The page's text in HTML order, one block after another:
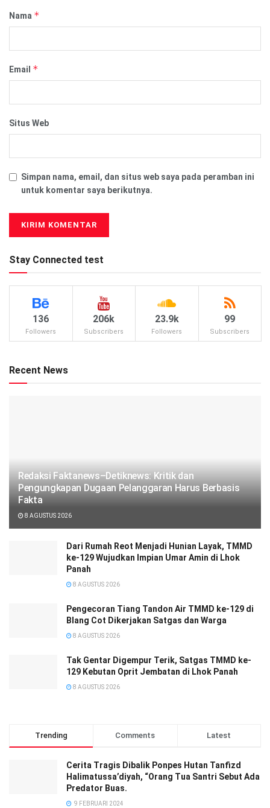
Nama *
Email *
Situs Web
Simpan nama, email, dan situs web saya pada peramban ini
untuk komentar saya berikutnya.
Stay Connected test
136
Followers
206k
Subscribers
23.9k
Followers
99
Subscribers
Recent News
Redaksi Faktanews–Detiknews: Kritik dan
Pengungkapan Dugaan Pelanggaran Harus Berbasis
Fakta
8 AGUSTUS 2026
Dari Rumah Reot Menjadi Hunian Layak, TMMD
ke-129 Wujudkan Impian Umar Amin di Lhok
Panah
8 AGUSTUS 2026
Pengecoran Tiang Tandon Air TMMD ke-129 di
Blang Cot Dikerjakan Satgas dan Warga
8 AGUSTUS 2026
Tak Gentar Digempur Terik, Satgas TMMD ke-
129 Kebutan Oprit Jembatan di Lhok Panah
8 AGUSTUS 2026
Trending Comments Latest
Cerita Tragis Dibalik Ponpes Hutan Tanfizd
Halimatussa’diyah, “Orang Tua Santri Sebut Ada
Predator Buas.
9 FEBRUARI 2024